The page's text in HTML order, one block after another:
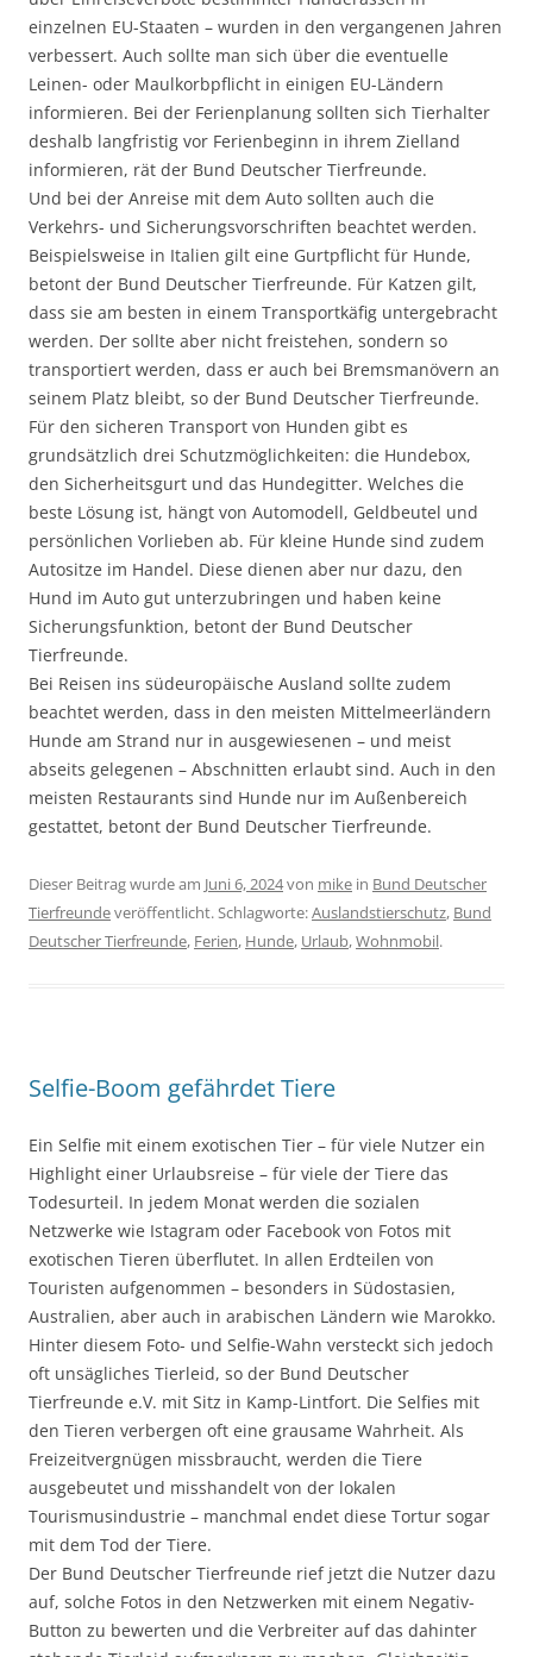
einzelnen EU-Staaten – wurden in den vergangenen Jahren
verbessert. Auch sollte man sich über die eventuelle
Leinen- oder Maulkorbpflicht in einigen EU-Ländern
informieren. Bei der Ferienplanung sollten sich Tierhalter
deshalb langfristig vor Ferienbeginn in ihrem Zielland
informieren, rät der Bund Deutscher Tierfreunde.
Und bei der Anreise mit dem Auto sollten auch die
Verkehrs- und Sicherungsvorschriften beachtet werden.
Beispielsweise in Italien gilt eine Gurtpflicht für Hunde,
betont der Bund Deutscher Tierfreunde. Für Katzen gilt,
dass sie am besten in einem Transportkäfig untergebracht
werden. Der sollte aber nicht freistehen, sondern so
transportiert werden, dass er auch bei Bremsmanövern an
seinem Platz bleibt, so der Bund Deutscher Tierfreunde.
Für den sicheren Transport von Hunden gibt es
grundsätzlich drei Schutzmöglichkeiten: die Hundebox,
den Sicherheitsgurt und das Hundegitter. Welches die
beste Lösung ist, hängt von Automodell, Geldbeutel und
persönlichen Vorlieben ab. Für kleine Hunde sind zudem
Autositze im Handel. Diese dienen aber nur dazu, den
Hund im Auto gut unterzubringen und haben keine
Sicherungsfunktion, betont der Bund Deutscher
Tierfreunde.
Bei Reisen ins südeuropäische Ausland sollte zudem
beachtet werden, dass in den meisten Mittelmeerländern
Hunde am Strand nur in ausgewiesenen – und meist
abseits gelegenen – Abschnitten erlaubt sind. Auch in den
meisten Restaurants sind Hunde nur im Außenbereich
gestattet, betont der Bund Deutscher Tierfreunde.
Dieser Beitrag wurde am Juni 6, 2024von mike in Bund Deutscher
Tierfreundeveröffentlicht. Schlagworte:Auslandstierschutz, Bund
Deutscher Tierfreunde, Ferien, Hunde, Urlaub,Wohnmobil.
Selfie-Boom gefährdet Tiere
Ein Selfie mit einem exotischen Tier – für viele Nutzer ein
Highlight einer Urlaubsreise – für viele der Tiere das
Todesurteil. In jedem Monat werden die sozialen
Netzwerke wie Istagram oder Facebook von Fotos mit
exotischen Tieren überflutet. In allen Erdteilen von
Touristen aufgenommen – besonders in Südostasien,
Australien, aber auch in arabischen Ländern wie Marokko.
Hinter diesem Foto- und Selfie-Wahn versteckt sich jedoch
oft unsägliches Tierleid, so der Bund Deutscher
Tierfreunde e.V. mit Sitz in Kamp-Lintfort. Die Selfies mit
den Tieren verbergen oft eine grausame Wahrheit. Als
Freizeitvergnügen missbraucht, werden die Tiere
ausgebeutet und misshandelt von der lokalen
Tourismusindustrie – manchmal endet diese Tortur sogar
mit dem Tod der Tiere.
Der Bund Deutscher Tierfreunde rief jetzt die Nutzer dazu
auf, solche Fotos in den Netzwerken mit einem Negativ-
Button zu bewerten und die Verbreiter auf das dahinter